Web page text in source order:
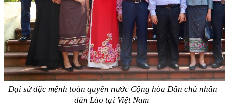
Đại sứ đặc mệnh toàn quyền nước Cộng hòa Dân chủ nhân
dân Lào tại Việt Nam